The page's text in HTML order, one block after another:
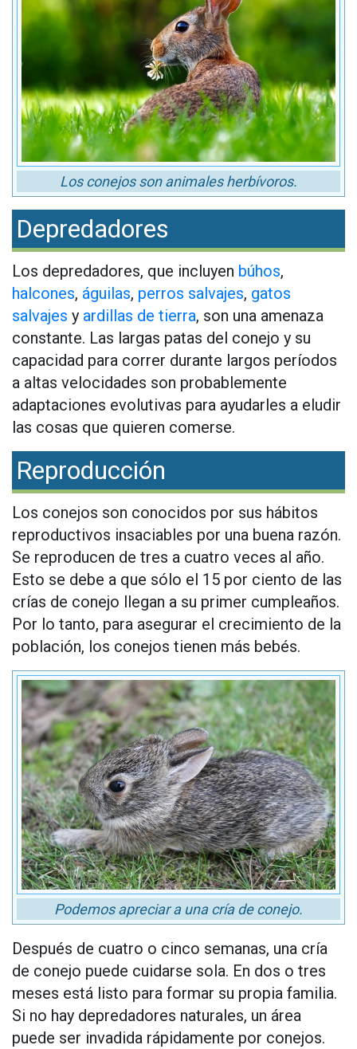
Los conejos son animales herbívoros.
Depredadores
Los depredadores, que incluyen búhos,
halcones, águilas, perros salvajes, gatos
salvajes y ardillas de tierra, son una amenaza
constante. Las largas patas del conejo y su
capacidad para correr durante largos períodos
a altas velocidades son probablemente
adaptaciones evolutivas para ayudarles a eludir
las cosas que quieren comerse.
Reproducción
Los conejos son conocidos por sus hábitos
reproductivos insaciables por una buena razón.
Se reproducen de tres a cuatro veces al año.
Esto se debe a que sólo el 15 por ciento de las
crías de conejo llegan a su primer cumpleaños.
Por lo tanto, para asegurar el crecimiento de la
población, los conejos tienen más bebés.
Podemos apreciar a una cría de conejo.
Después de cuatro o cinco semanas, una cría
de conejo puede cuidarse sola. En dos o tres
meses está listo para formar su propia familia.
Si no hay depredadores naturales, un área
puede ser invadida rápidamente por conejos.